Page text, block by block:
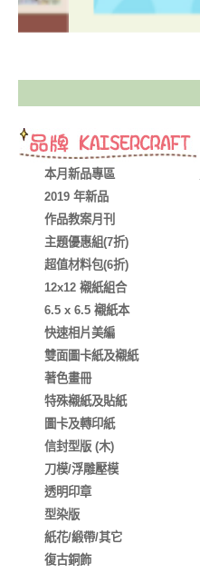
本月新品專區
2019 年新品
作品教案月刊
主題優惠組(7折)
超值材料包(6折)
12x12 襯紙組合
6.5 x 6.5 襯紙本
快速相片美編
雙面圖卡紙及襯紙
著色畫冊
特殊襯紙及貼紙
圖卡及轉印紙
信封型版 (木)
刀模/浮雕壓模
透明印章
型染版
紙花/緞帶/其它
復古銅飾